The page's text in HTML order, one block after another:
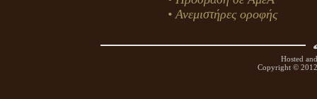
• Ανεμιστήρες οροφής
Hosted
Copyright ©